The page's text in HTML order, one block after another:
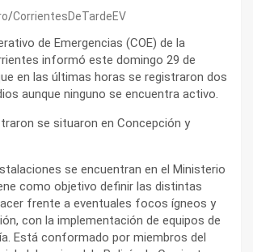
CorrientesDeTardeEV
de Emergencias (COE) de la
informó este domingo 29 de
en las últimas horas se registraron dos
aunque ninguno se encuentra activo.
se situaron en Concepción y
se encuentran en el Ministerio
como objetivo definir las distintas
frente a eventuales focos ígneos y
con la implementación de equipos de
Está conformado por miembros del